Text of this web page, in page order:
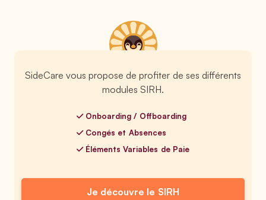
SideCare vous propose de profiter de ses différents
modules SIRH.
Onboarding / Offboarding
Congés et Absences
Éléments Variables de Paie
Je découvre le SIRH